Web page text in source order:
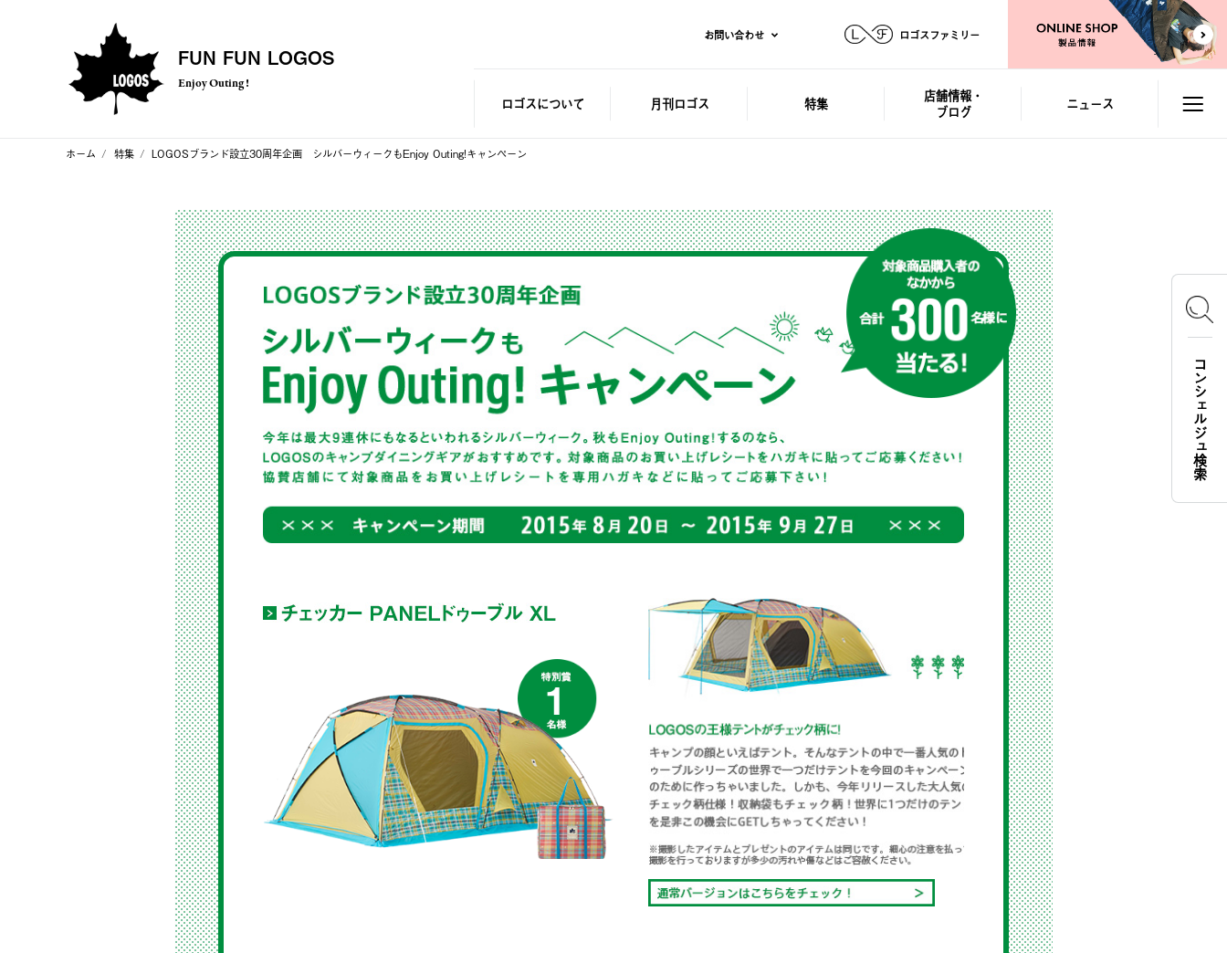
FUN FUN LOGOS
Enjoy Outing !
お問い合わせ ロゴスファミリー
ロゴスについて 月刊ロゴス 特集
店舗情報・
ブログ
ニュース
ホーム 特集 LOGOSブランド設立30周年企画 シルバーウィークもEnjoy Outing!キャンペーン
コンシェルジュ検索